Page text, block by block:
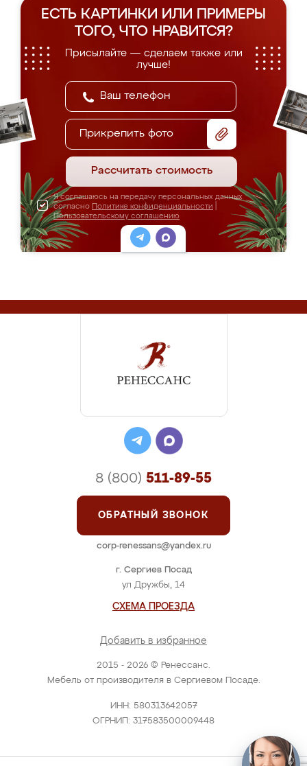
ЕСТЬ КАРТИНКИ ИЛИ ПРИМЕРЫ
ТОГО, ЧТО НРАВИТСЯ?
Присылайте — сделаем также или
лучше!
Прикрепить фото
Рассчитать стоимость
Я соглашаюсь на передачу персональных данных
согласно Политике конфиденциальности
Пользовательскому соглашению
2015 - 2026 © Ренессанс.
Мебель от производителя в Сергиевом Посаде.
ИНН: 580313642057
ОГРНИП: 317583500009448
г. Сергиев Посад
ул Дружбы, 14
СХЕМА ПРОЕЗДА
Добавить в избранное
8 (800) 511-89-55
ОБРАТНЫЙ ЗВОНОК
corp-renessans@yandex.ru